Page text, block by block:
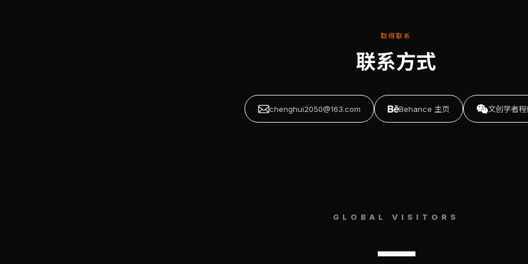
取得联系
联系方式
chenghui2050@163.com Behance 主页 文创学者程
GLOBAL VISITORS
—